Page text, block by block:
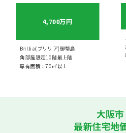
4,700万円
Brillia(ブリリア)御幣島
角部屋限定10階最上階
専有面積：70㎡以上
大阪市
最新住宅地